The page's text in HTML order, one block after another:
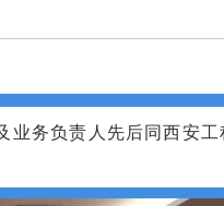
业务负责人先后同西安工